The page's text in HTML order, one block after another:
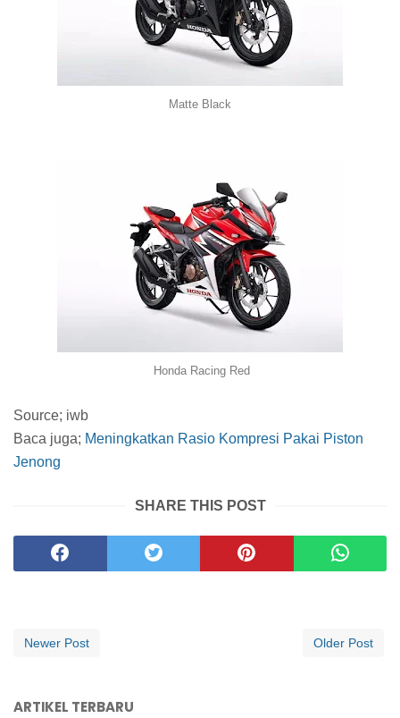
Matte Black
Honda Racing Red
Source; iwb
Baca juga; Meningkatkan Rasio Kompresi Pakai Piston
Jenong
SHARE THIS POST
Newer Post Older Post
ARTIKEL TERBARU